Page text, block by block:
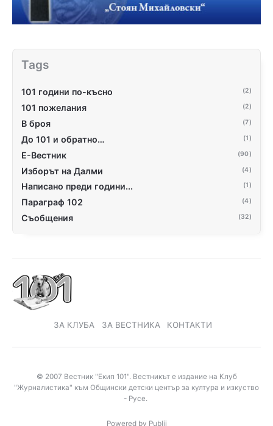
Tags
101 години по-късно (2)
101 пожелания (2)
В броя (7)
До 101 и обратно… (1)
Е-Вестник (90)
Изборът на Далми (4)
Написано преди години... (1)
Параграф 102 (4)
Съобщения (32)
ЗА КЛУБА ЗА ВЕСТНИКА КОНТАКТИ
© 2007 Вестник "Екип 101". Вестникът е издание на Клуб
"Журналистика" към Общински детски център за култура и изкуство
- Русе.
Powered by Publii